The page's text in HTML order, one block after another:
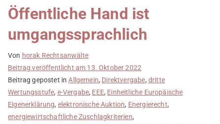
Öffentliche Hand ist
umgangssprachlich
Von horak Rechtsanwälte
Beitrag veröffentlicht am 13. Oktober 2022
Beitrag gepostet inAllgemein, Direktvergabe, dritte
Wertungsstufe, e-Vergabe, EEE, Einheitliche Europäische
Eigenerklärung, elektronische Auktion, Energierecht,
energiewirtschaftliche Zuschlagkriterien,